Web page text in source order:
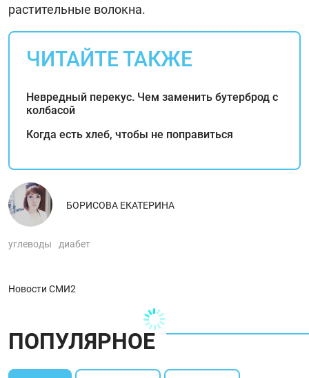
растительные волокна.
ЧИТАЙТЕ ТАКЖЕ
Невредный перекус. Чем заменить бутерброд с
колбасой
Когда есть хлеб, чтобы не поправиться
БОРИСОВА ЕКАТЕРИНА
углеводы диабет
Новости СМИ2
ПОПУЛЯРНОЕ